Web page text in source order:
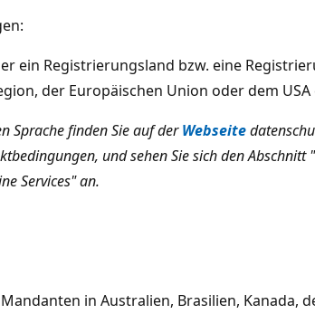
ein Registrierungsland bzw. eine
der Europäischen Union oder dem
Sprache finden Sie auf derWebseite
und sehen Sie sich den Abschnitt
Services" an.
in Australien, Brasilien, Kanada,